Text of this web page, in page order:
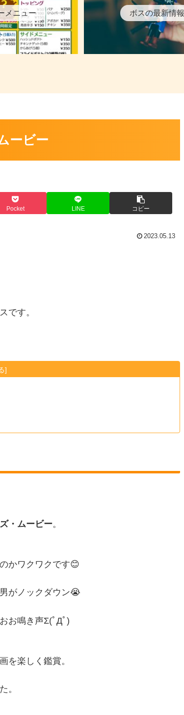
メニュー ボスの最新情報
ービー
Pocket LINE コピー
2023.05.13
です。
・ムービー。
かワクワクです😊
がノックダウン😭
お鳴き声Σ(ﾟДﾟ)
を楽しく鑑賞。
。